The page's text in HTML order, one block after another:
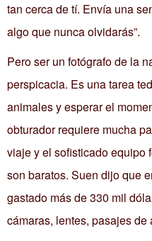
tan cerca de tí. Envía una
algo que nunca olvidarás”.
Pero ser un fotógrafo de la
perspicacia. Es una tarea
animales y esperar el
obturador requiere mucha
viaje y el sofisticado equipo
son baratos. Suen dijo que
gastado más de 330 mil
cámaras, lentes, pasajes